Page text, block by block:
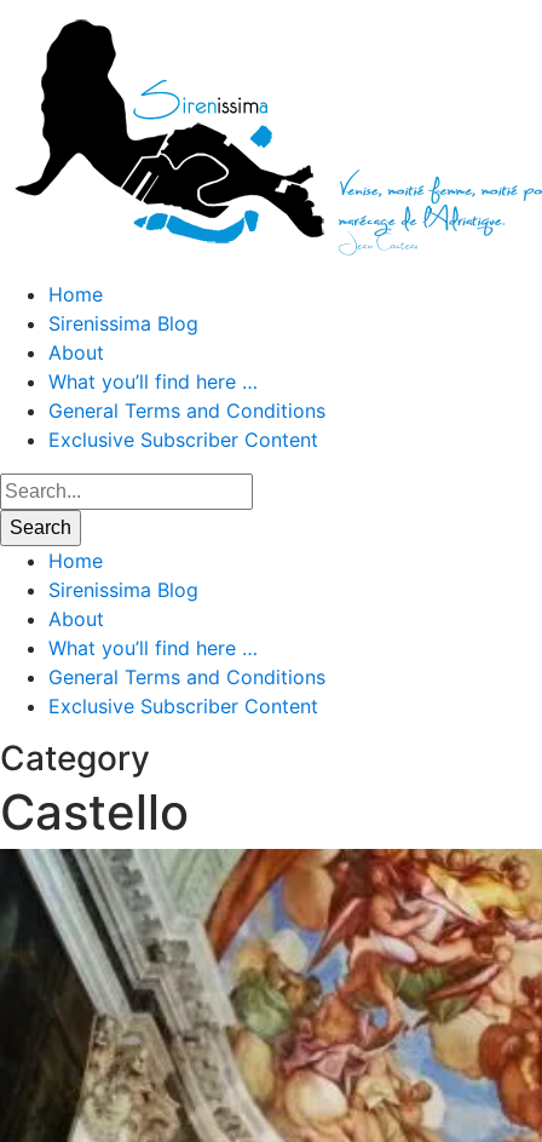
Home
Sirenissima Blog
About
What you’ll find here …
General Terms and Conditions
Exclusive Subscriber Content
Home
Sirenissima Blog
About
What you’ll find here …
General Terms and Conditions
Exclusive Subscriber Content
Category
Castello